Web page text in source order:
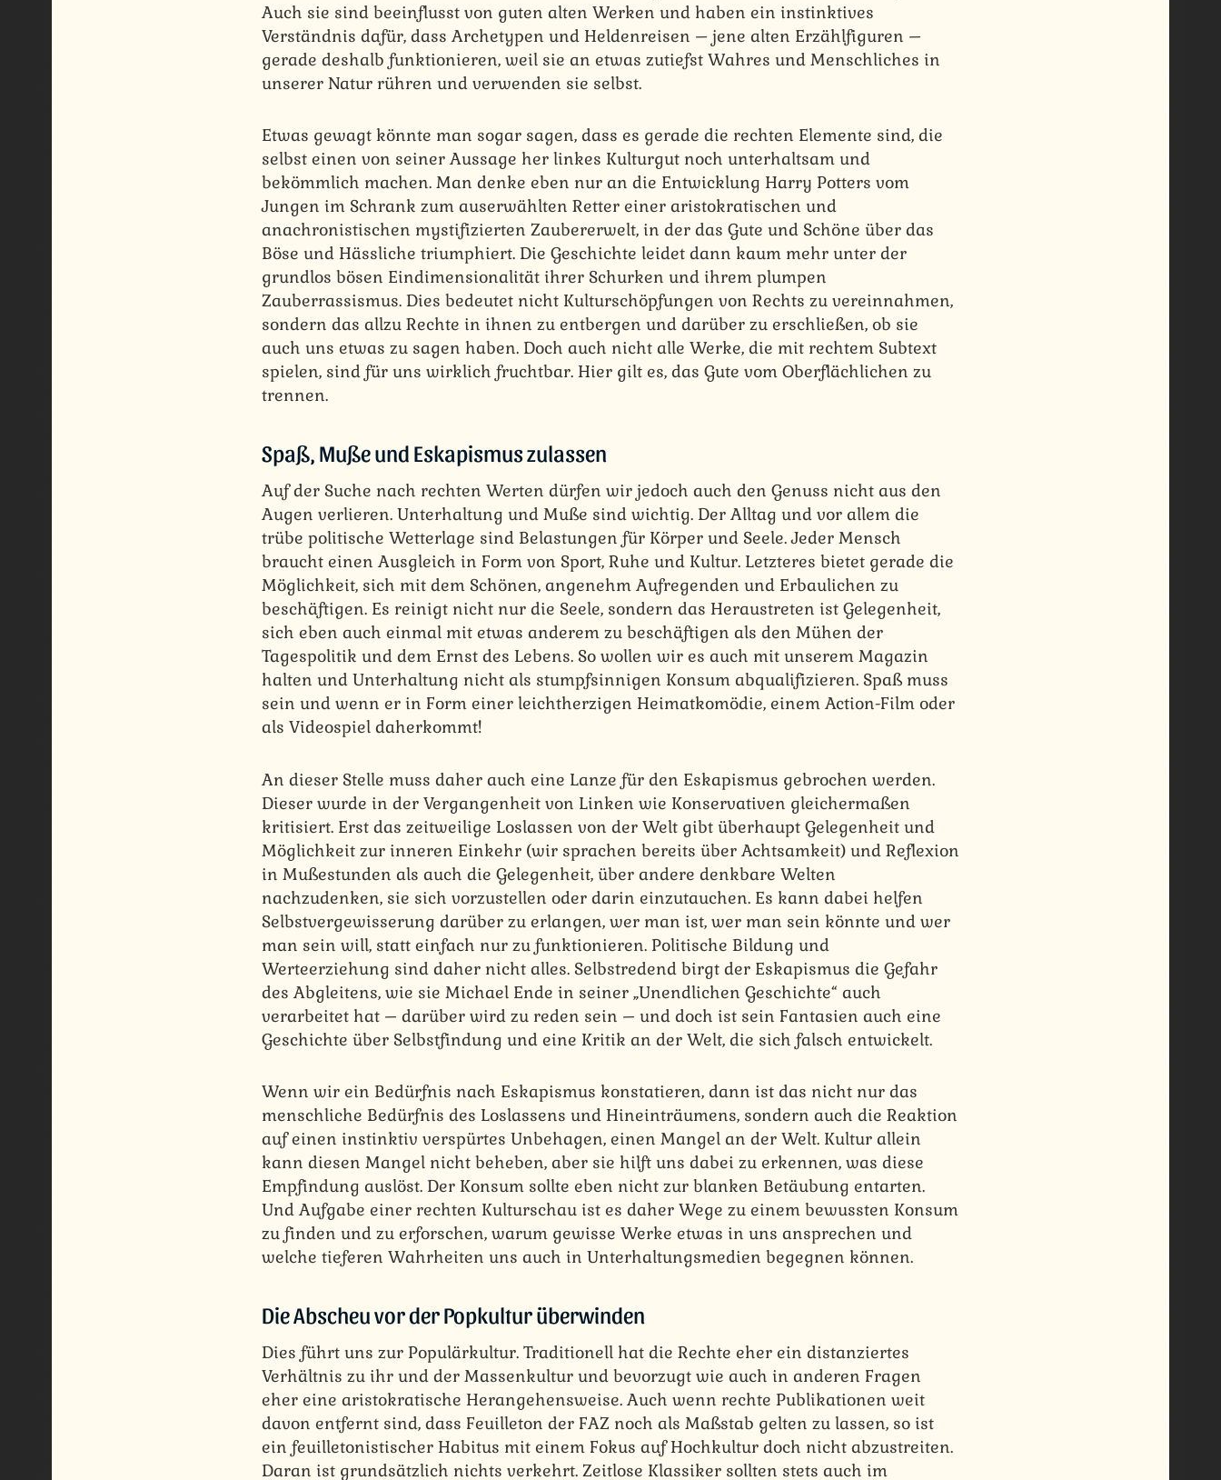
Auch sie sind beeinflusst von guten alten Werken und haben ein instinktives
Verständnis dafür, dass Archetypen und Heldenreisen – jene alten Erzählfiguren –
gerade deshalb funktionieren, weil sie an etwas zutiefst Wahres und Menschliches in
unserer Natur rühren und verwenden sie selbst.
Etwas gewagt könnte man sogar sagen, dass es gerade die rechten Elemente sind, die
selbst einen von seiner Aussage her linkes Kulturgut noch unterhaltsam und
bekömmlich machen. Man denke eben nur an die Entwicklung Harry Potters vom
Jungen im Schrank zum auserwählten Retter einer aristokratischen und
anachronistischen mystifizierten Zaubererwelt, in der das Gute und Schöne über das
Böse und Hässliche triumphiert. Die Geschichte leidet dann kaum mehr unter der
grundlos bösen Eindimensionalität ihrer Schurken und ihrem plumpen
Zauberrassismus. Dies bedeutet nicht Kulturschöpfungen von Rechts zu vereinnahmen,
sondern das allzu Rechte in ihnen zu entbergen und darüber zu erschließen, ob sie
auch uns etwas zu sagen haben. Doch auch nicht alle Werke, die mit rechtem Subtext
spielen, sind für uns wirklich fruchtbar. Hier gilt es, das Gute vom Oberflächlichen zu
trennen.
Spaß, Muße und Eskapismus zulassen
Auf der Suche nach rechten Werten dürfen wir jedoch auch den Genuss nicht aus den
Augen verlieren. Unterhaltung und Muße sind wichtig. Der Alltag und vor allem die
trübe politische Wetterlage sind Belastungen für Körper und Seele. Jeder Mensch
braucht einen Ausgleich in Form von Sport, Ruhe und Kultur. Letzteres bietet gerade die
Möglichkeit, sich mit dem Schönen, angenehm Aufregenden und Erbaulichen zu
beschäftigen. Es reinigt nicht nur die Seele, sondern das Heraustreten ist Gelegenheit,
sich eben auch einmal mit etwas anderem zu beschäftigen als den Mühen der
Tagespolitik und dem Ernst des Lebens. So wollen wir es auch mit unserem Magazin
halten und Unterhaltung nicht als stumpfsinnigen Konsum abqualifizieren. Spaß muss
sein und wenn er in Form einer leichtherzigen Heimatkomödie, einem Action-Film oder
als Videospiel daherkommt!
An dieser Stelle muss daher auch eine Lanze für den Eskapismus gebrochen werden.
Dieser wurde in der Vergangenheit von Linken wie Konservativen gleichermaßen
kritisiert. Erst das zeitweilige Loslassen von der Welt gibt überhaupt Gelegenheit und
Möglichkeit zur inneren Einkehr (wir sprachen bereits über Achtsamkeit) und Reflexion
in Mußestunden als auch die Gelegenheit, über andere denkbare Welten
nachzudenken, sie sich vorzustellen oder darin einzutauchen. Es kann dabei helfen
Selbstvergewisserung darüber zu erlangen, wer man ist, wer man sein könnte und wer
man sein will, statt einfach nur zu funktionieren. Politische Bildung und
Werteerziehung sind daher nicht alles. Selbstredend birgt der Eskapismus die Gefahr
des Abgleitens, wie sie Michael Ende in seiner „Unendlichen Geschichte“ auch
verarbeitet hat – darüber wird zu reden sein – und doch ist sein Fantasien auch eine
Geschichte über Selbstfindung und eine Kritik an der Welt, die sich falsch entwickelt.
Wenn wir ein Bedürfnis nach Eskapismus konstatieren, dann ist das nicht nur das
menschliche Bedürfnis des Loslassens und Hineinträumens, sondern auch die Reaktion
auf einen instinktiv verspürtes Unbehagen, einen Mangel an der Welt. Kultur allein
kann diesen Mangel nicht beheben, aber sie hilft uns dabei zu erkennen, was diese
Empfindung auslöst. Der Konsum sollte eben nicht zur blanken Betäubung entarten.
Und Aufgabe einer rechten Kulturschau ist es daher Wege zu einem bewussten Konsum
zu finden und zu erforschen, warum gewisse Werke etwas in uns ansprechen und
welche tieferen Wahrheiten uns auch in Unterhaltungsmedien begegnen können.
Die Abscheu vor der Popkultur überwinden
Dies führt uns zur Populärkultur. Traditionell hat die Rechte eher ein distanziertes
Verhältnis zu ihr und der Massenkultur und bevorzugt wie auch in anderen Fragen
eher eine aristokratische Herangehensweise. Auch wenn rechte Publikationen weit
davon entfernt sind, dass Feuilleton der FAZ noch als Maßstab gelten zu lassen, so ist
ein feuilletonistischer Habitus mit einem Fokus auf Hochkultur doch nicht abzustreiten.
Daran ist grundsätzlich nichts verkehrt. Zeitlose Klassiker sollten stets auch im